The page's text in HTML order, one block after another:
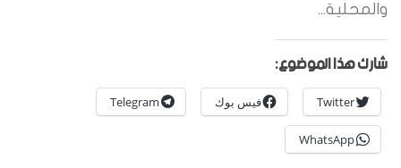
والمحلية...
شارك هذا الموضوع:
Twitter فيس بوك Telegram
WhatsApp